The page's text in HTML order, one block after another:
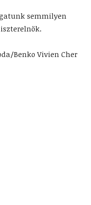
semmilyen
Benko Vivien Cher